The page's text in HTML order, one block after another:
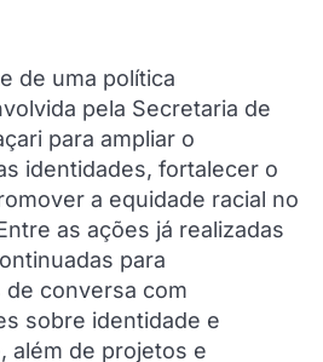
de uma política
pela Secretaria de
para ampliar o
identidades, fortalecer o
a equidade racial no
as ações já realizadas
para
conversa com
sobre identidade e
além de projetos e